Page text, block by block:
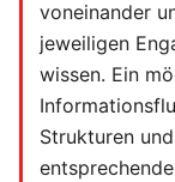
voneinander
jeweiligen
wissen. Ein
Strukturen